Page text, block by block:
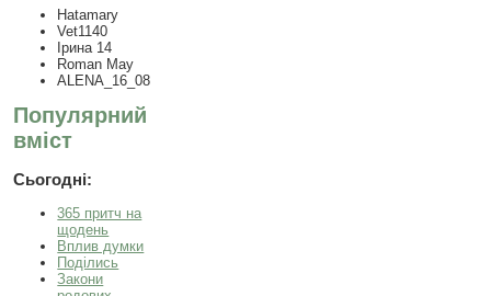
Hatamary
Vet1140
Ірина 14
Roman May
ALENA_16_08
Популярний
вміст
Сьогодні:
365 притч на
щодень
Вплив думки
Поділись
Закони